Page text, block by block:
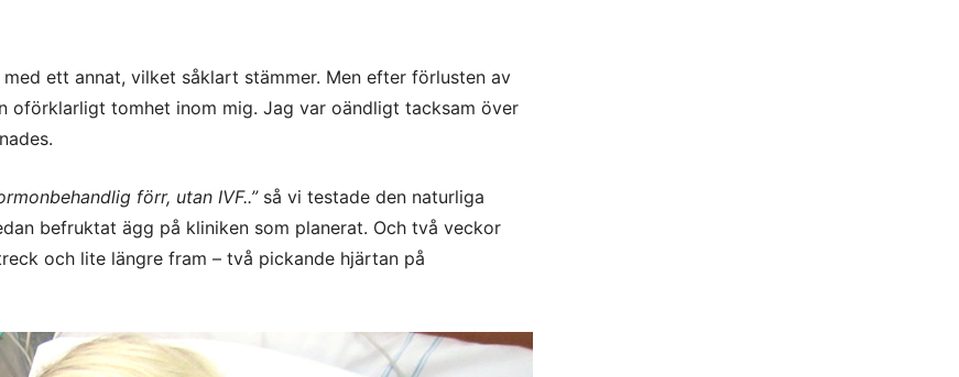
ett annat, vilket såklart stämmer. Men efter förlusten av
oförklarligt tomhet inom mig. Jag var oändligt tacksam över
förr, utan IVF..”så vi testade den naturliga
befruktat ägg på kliniken som planerat. Och två veckor
och lite längre fram – två pickande hjärtan på